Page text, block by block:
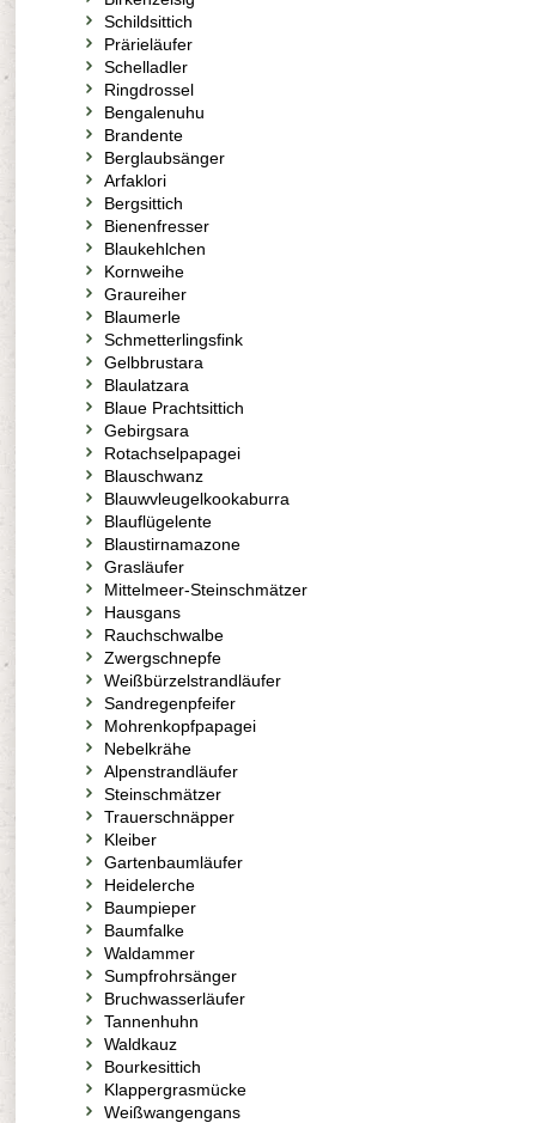
Schildsittich
Prärieläufer
Schelladler
Ringdrossel
Bengalenuhu
Brandente
Berglaubsänger
Arfaklori
Bergsittich
Bienenfresser
Blaukehlchen
Kornweihe
Graureiher
Blaumerle
Schmetterlingsfink
Gelbbrustara
Blaulatzara
Blaue Prachtsittich
Gebirgsara
Rotachselpapagei
Blauschwanz
Blauwvleugelkookaburra
Blauflügelente
Blaustirnamazone
Grasläufer
Mittelmeer-Steinschmätzer
Hausgans
Rauchschwalbe
Zwergschnepfe
Weißbürzelstrandläufer
Sandregenpfeifer
Mohrenkopfpapagei
Nebelkrähe
Alpenstrandläufer
Steinschmätzer
Trauerschnäpper
Kleiber
Gartenbaumläufer
Heidelerche
Baumpieper
Baumfalke
Waldammer
Sumpfrohrsänger
Bruchwasserläufer
Tannenhuhn
Waldkauz
Bourkesittich
Klappergrasmücke
Weißwangengans